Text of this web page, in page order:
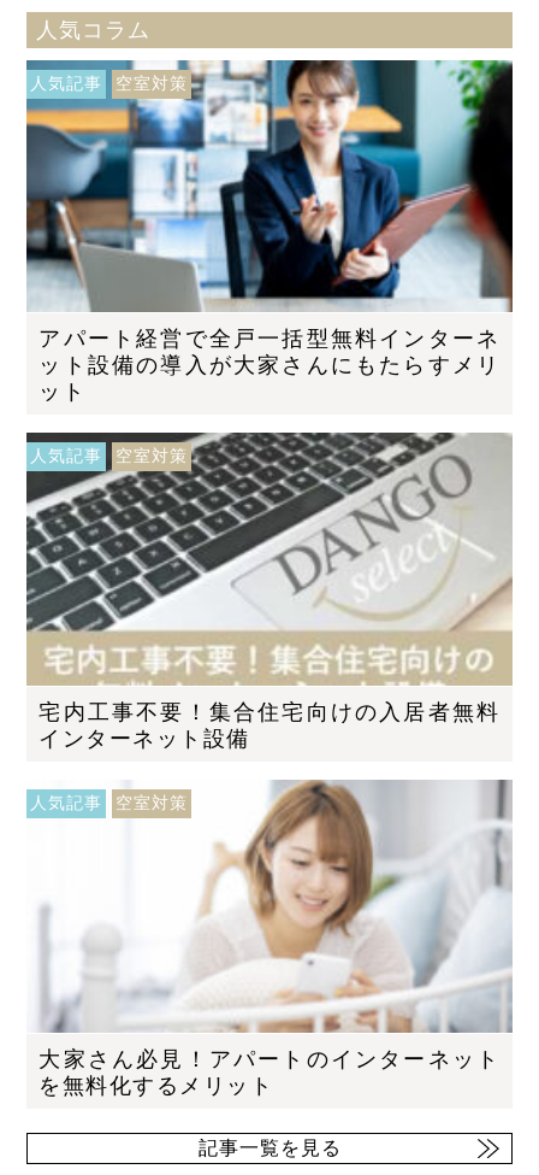
人気コラム
人気記事 空室対策
アパート経営で全戸一括型無料インターネ
ット設備の導入が大家さんにもたらすメリ
ット
人気記事 空室対策
宅内工事不要！集合住宅向けの入居者無料
インターネット設備
人気記事 空室対策
大家さん必見！アパートのインターネット
を無料化するメリット
記事一覧を見る